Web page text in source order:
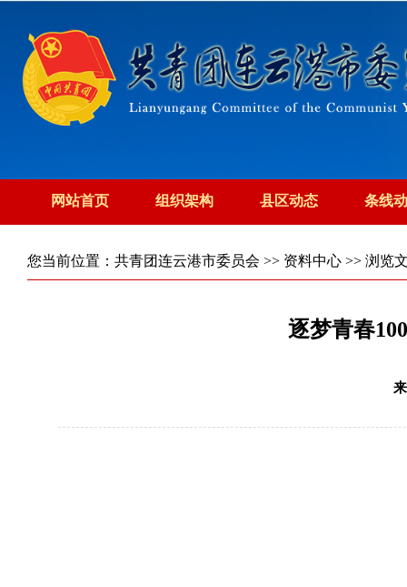
网站首页 组织架构 县区动态 条线
您当前位置： 共青团连云港市委员会 >> 资料中心 >> 浏览
逐梦青春